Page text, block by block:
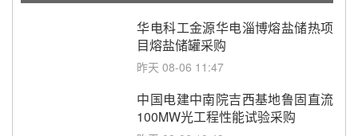
华电科工金源华电淄博熔盐储热项
目熔盐储罐采购
昨天 08-06 11:47
中国电建中南院吉西基地鲁固直流
100MW光工程性能试验采购